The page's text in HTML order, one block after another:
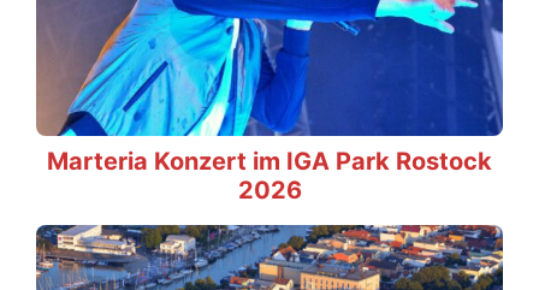
Marteria Konzert im IGA Park Rostock
2026